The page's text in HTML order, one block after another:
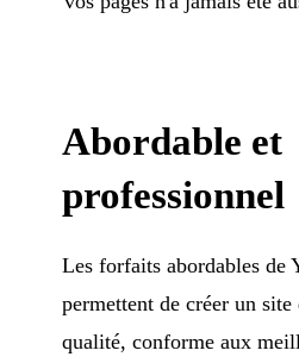
Abordable et
professionnel
Les forfaits abordables de
permettent de créer un
qualité, conforme aux